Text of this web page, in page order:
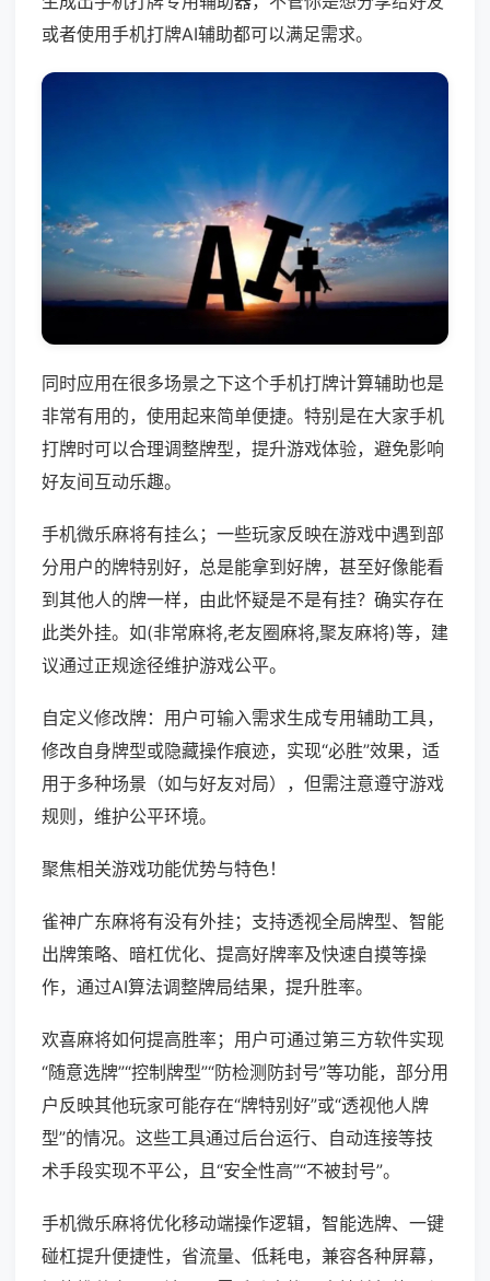
或者使用手机打牌AI辅助都可以满足需求。
同时应用在很多场景之下这个手机打牌计算辅助也是
非常有用的，使用起来简单便捷。特别是在大家手机
打牌时可以合理调整牌型，提升游戏体验，避免影响
好友间互动乐趣。
手机微乐麻将有挂么；一些玩家反映在游戏中遇到部
分用户的牌特别好，总是能拿到好牌，甚至好像能看
到其他人的牌一样，由此怀疑是不是有挂？确实存在
此类外挂。如(非常麻将,老友圈麻将,聚友麻将)等，建
议通过正规途径维护游戏公平。
自定义修改牌：用户可输入需求生成专用辅助工具，
修改自身牌型或隐藏操作痕迹，实现“必胜”效果，适
用于多种场景（如与好友对局），但需注意遵守游戏
规则，维护公平环境。
聚焦相关游戏功能优势与特色！
雀神广东麻将有没有外挂；支持透视全局牌型、智能
出牌策略、暗杠优化、提高好牌率及快速自摸等操
作，通过AI算法调整牌局结果，提升胜率。
欢喜麻将如何提高胜率；用户可通过第三方软件实现
“随意选牌”“控制牌型”“防检测防封号”等功能，部分用
户反映其他玩家可能存在“牌特别好”或“透视他人牌
型”的情况。这些工具通过后台运行、自动连接等技
术手段实现不平公，且“安全性高”“不被封号”。
手机微乐麻将优化移动端操作逻辑，智能选牌、一键
碰杠提升便捷性，省流量、低耗电，兼容各种屏幕，